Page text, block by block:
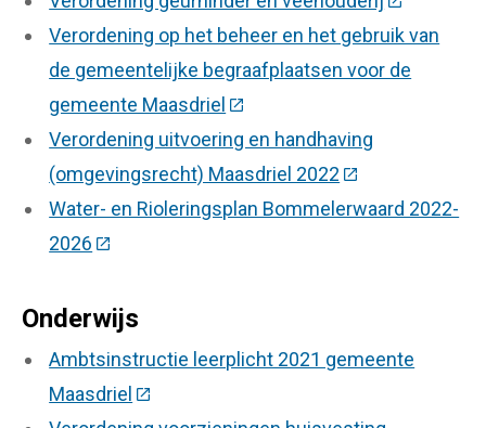
Verordening op het beheer en het gebruik van
de gemeentelijke begraafplaatsen voor de
gemeente Maasdriel (Deze link gaat naar een
Verordening uitvoering en handhaving
(omgevingsrecht) Maasdriel 2022 (Deze link gaat
Water- en Rioleringsplan Bommelerwaard 2022-
2026 (Deze link gaat naar een externe website)
Onderwijs
Ambtsinstructie leerplicht 2021 gemeente
Maasdriel (Deze link gaat naar een externe